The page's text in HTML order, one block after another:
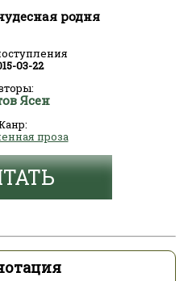
родня
03-22
Ясен
проза